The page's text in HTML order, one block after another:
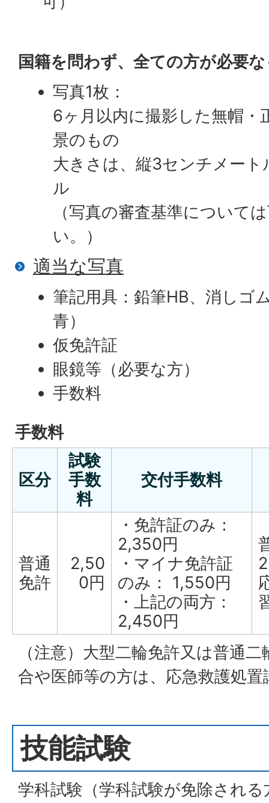
国籍を問わず、全ての方が必要
写真1枚：
6ヶ月以内に撮影した無帽・
景のもの
大きさは、縦3センチメー
ル
（写真の審査基準について
い。）
適当な写真
筆記用具：鉛筆HB、消しゴ
青）
仮免許証
眼鏡等（必要な方）
手数料
手数料
区分
試験
手数
料
交付手数料
普通
免許
2,50
0円
・免許証のみ：
2,350円
・マイナ免許証
のみ： 1,550円
・上記の両方：
2,450円
（注意）大型二輪免許又は普通
合や医師等の方は、応急救護処
技能試験
学科試験（学科試験が免除され